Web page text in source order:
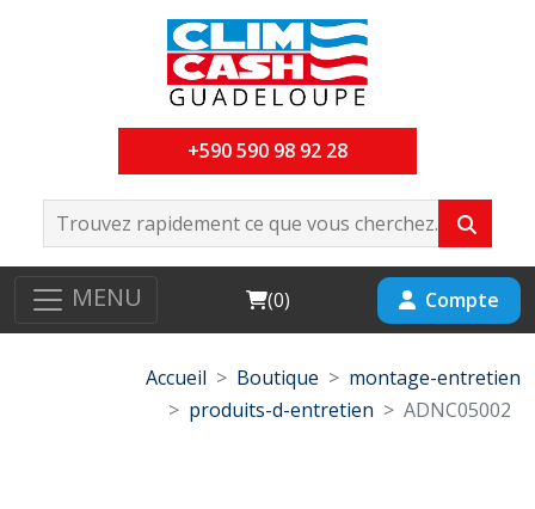
+590 590 98 92 28
MENU Cart
(0) Compte
Accueil Boutique
montage-entretien
produits-d-entretien
ADNC05002